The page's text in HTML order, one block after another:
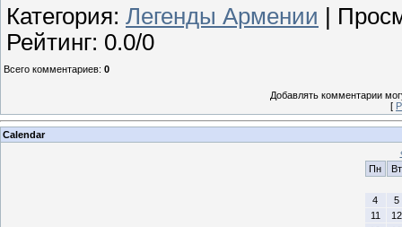
Категория: Легенды Армении
Рейтинг: 0.0/0
Всего комментариев: 0
Добавлять комментарии
[
Calendar
Пн
Вт
4
5
11
12